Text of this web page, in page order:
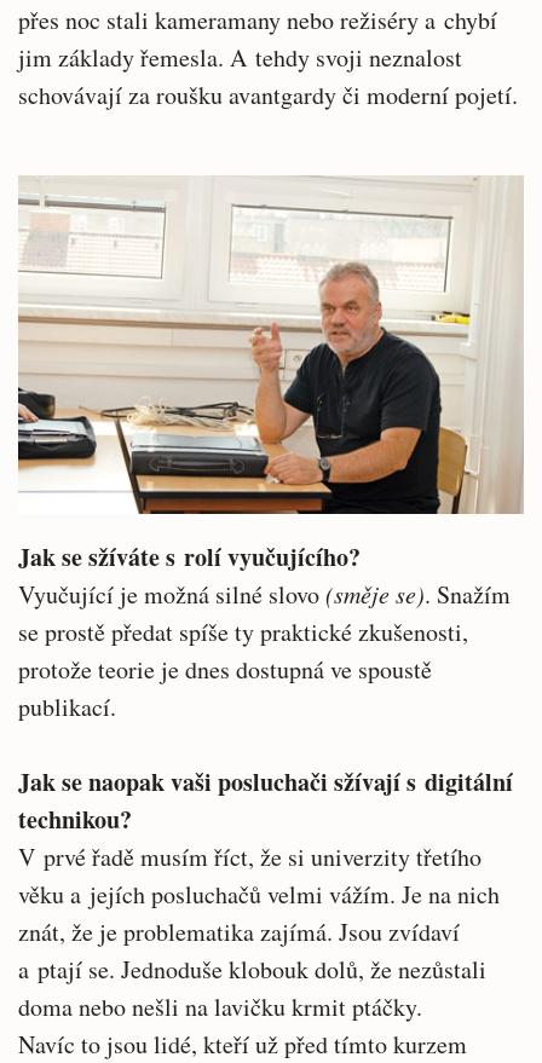
přes noc stali kameramany nebo režiséry a chybí
jim základy řemesla. A tehdy svoji neznalost
schovávají za roušku avantgardy či moderní pojetí.
Jak se sžíváte s rolí vyučujícího?
Vyučující je možná silné slovo(směje se). Snažím
se prostě předat spíše ty praktické zkušenosti,
protože teorie je dnes dostupná ve spoustě
publikací.
Jak se naopak vaši posluchači sžívají s digitální
technikou?
V prvé řadě musím říct, že si univerzity třetího
věku a jejích posluchačů velmi vážím. Je na nich
znát, že je problematika zajímá. Jsou zvídaví
a ptají se. Jednoduše klobouk dolů, že nezůstali
doma nebo nešli na lavičku krmit ptáčky.
Navíc to jsou lidé, kteří už před tímto kurzem